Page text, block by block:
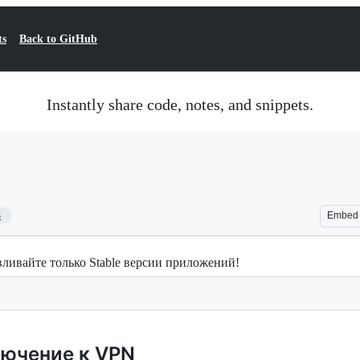
Back to GitHub
Instantly share code, notes, and snippets.
Embed
только Stable версии приложений!
к VPN